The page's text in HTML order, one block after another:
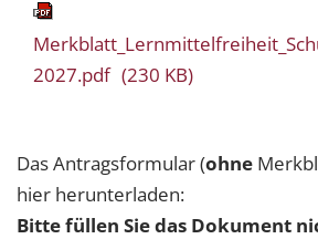
2027.pdf (230 KB)
Das Antragsformular (ohne
hier herunterladen:
Bitte füllen Sie das Dokument